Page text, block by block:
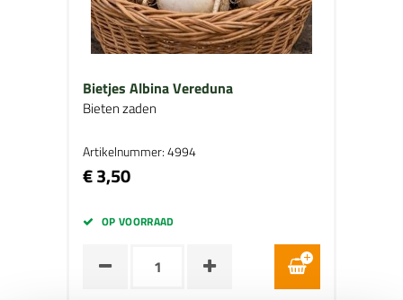
Bietjes Albina Vereduna
Bieten zaden
Artikelnummer: 4994
€ 3,50
OP VOORRAAD